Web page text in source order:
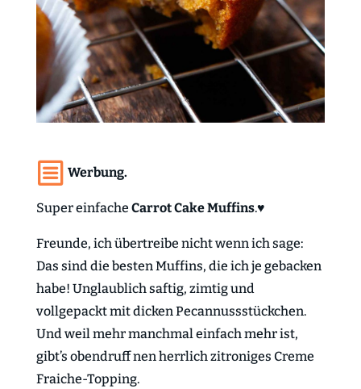
Werbung.
Super einfache Carrot Cake Muffins.♥
Freunde, ich übertreibe nicht wenn ich sage:
Das sind die besten Muffins, die ich je gebacken
habe! Unglaublich saftig, zimtig und
vollgepackt mit dicken Pecannussstückchen.
Und weil mehr manchmal einfach mehr ist,
gibt’s obendruff nen herrlich zitroniges Creme
Fraiche-Topping.